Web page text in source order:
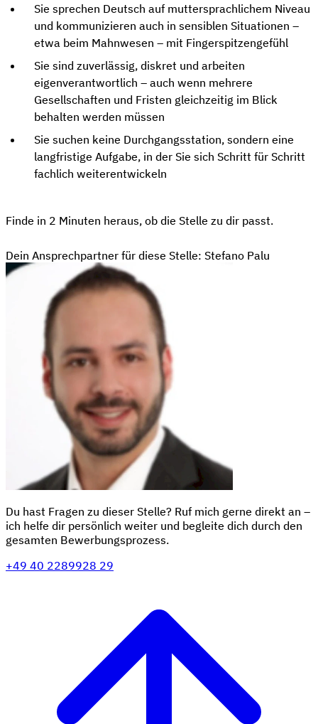
Sie sprechen Deutsch auf muttersprachlichem Niveau
und kommunizieren auch in sensiblen Situationen –
etwa beim Mahnwesen – mit Fingerspitzengefühl
Sie sind zuverlässig, diskret und arbeiten
eigenverantwortlich – auch wenn mehrere
Gesellschaften und Fristen gleichzeitig im Blick
behalten werden müssen
Sie suchen keine Durchgangsstation, sondern eine
langfristige Aufgabe, in der Sie sich Schritt für Schritt
fachlich weiterentwickeln
Finde in 2 Minuten heraus, ob die Stelle zu dir passt.
Dein Ansprechpartner für diese Stelle: Stefano Palu
Du hast Fragen zu dieser Stelle? Ruf mich gerne direkt an –
ich helfe dir persönlich weiter und begleite dich durch den
gesamten Bewerbungsprozess.
+49 40 2289928 29